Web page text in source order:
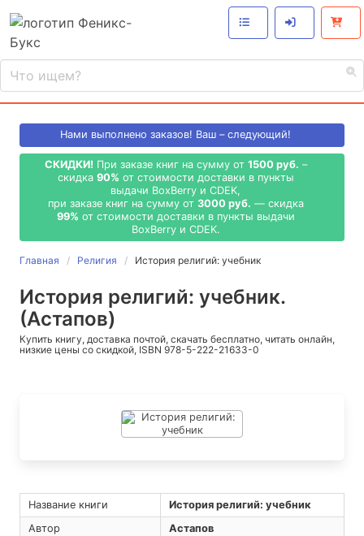
Нами выполнено заказов! Ваш – следующий!
СКИДКИ! При заказе книг на сумму от 1500 руб. –
скидка 90% от стоимости доставки в пункты
выдачи BoxBerry и CDEK,
при заказе книг на сумму от 3000 руб. — скидка
99% от стоимости доставки в пункты выдачи
BoxBerry и CDEK.
Главная Религия История религий: учебник
История религий: учебник.
(Астапов)
Купить книгу, доставка почтой, скачать бесплатно, читать онлайн,
низкие цены со скидкой, ISBN 978-5-222-21633-0
Название книги
История религий: учебник
Автор
Астапов